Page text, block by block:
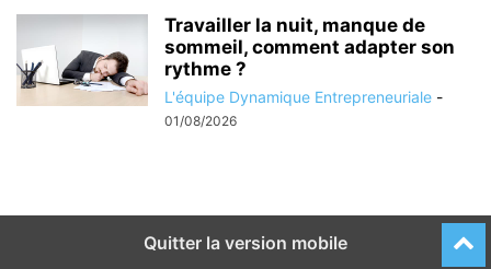
Travailler la nuit, manque de
sommeil, comment adapter son
rythme ?
L'équipe Dynamique Entrepreneuriale -
01/08/2026
Quitter la version mobile